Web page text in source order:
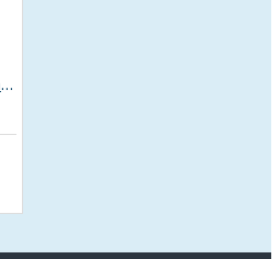
DEDA Superleggero kormányszár, országúti kerékpár stucni